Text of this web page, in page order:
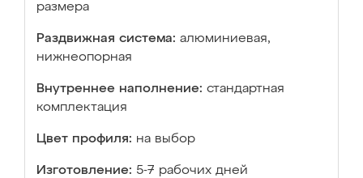
размера
Раздвижная система: алюминиевая,
нижнеопорная
Внутреннее наполнение: стандартная
комплектация
Цвет профиля: на выбор
Изготовление: 5-7 рабочих дней